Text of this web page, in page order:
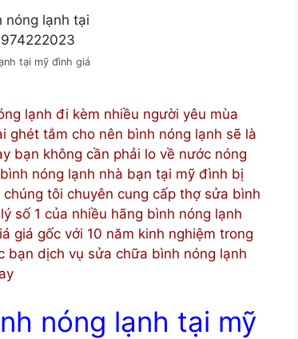
tại mỹ đình giá
lạnh đi kèm nhiều người yêu mùa
ghét tắm cho nên bình nóng lạnh sẽ là
bạn không cần phải lo về nước nóng
nóng lạnh nhà bạn tại mỹ đình bị
chúng tôi chuyên cung cấp thợ sửa bình
số 1 của nhiều hãng bình nóng lạnh
giá gốc với 10 năm kinh nghiệm trong
bạn dịch vụ sửa chữa bình nóng lạnh
nóng lạnh tại mỹ